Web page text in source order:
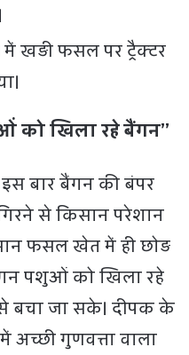
खड़ी फसल पर ट्रैक्टर
को खिला रहे बैंगन”
बार बैंगन की बंपर
से किसान परेशान
फसल खेत में ही छोड़
पशुओं को खिला रहे
बचा जा सके। दीपक के
गुणवत्ता वाला